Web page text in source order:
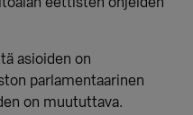
asioiden on
parlamentaarinen
on muututtava.